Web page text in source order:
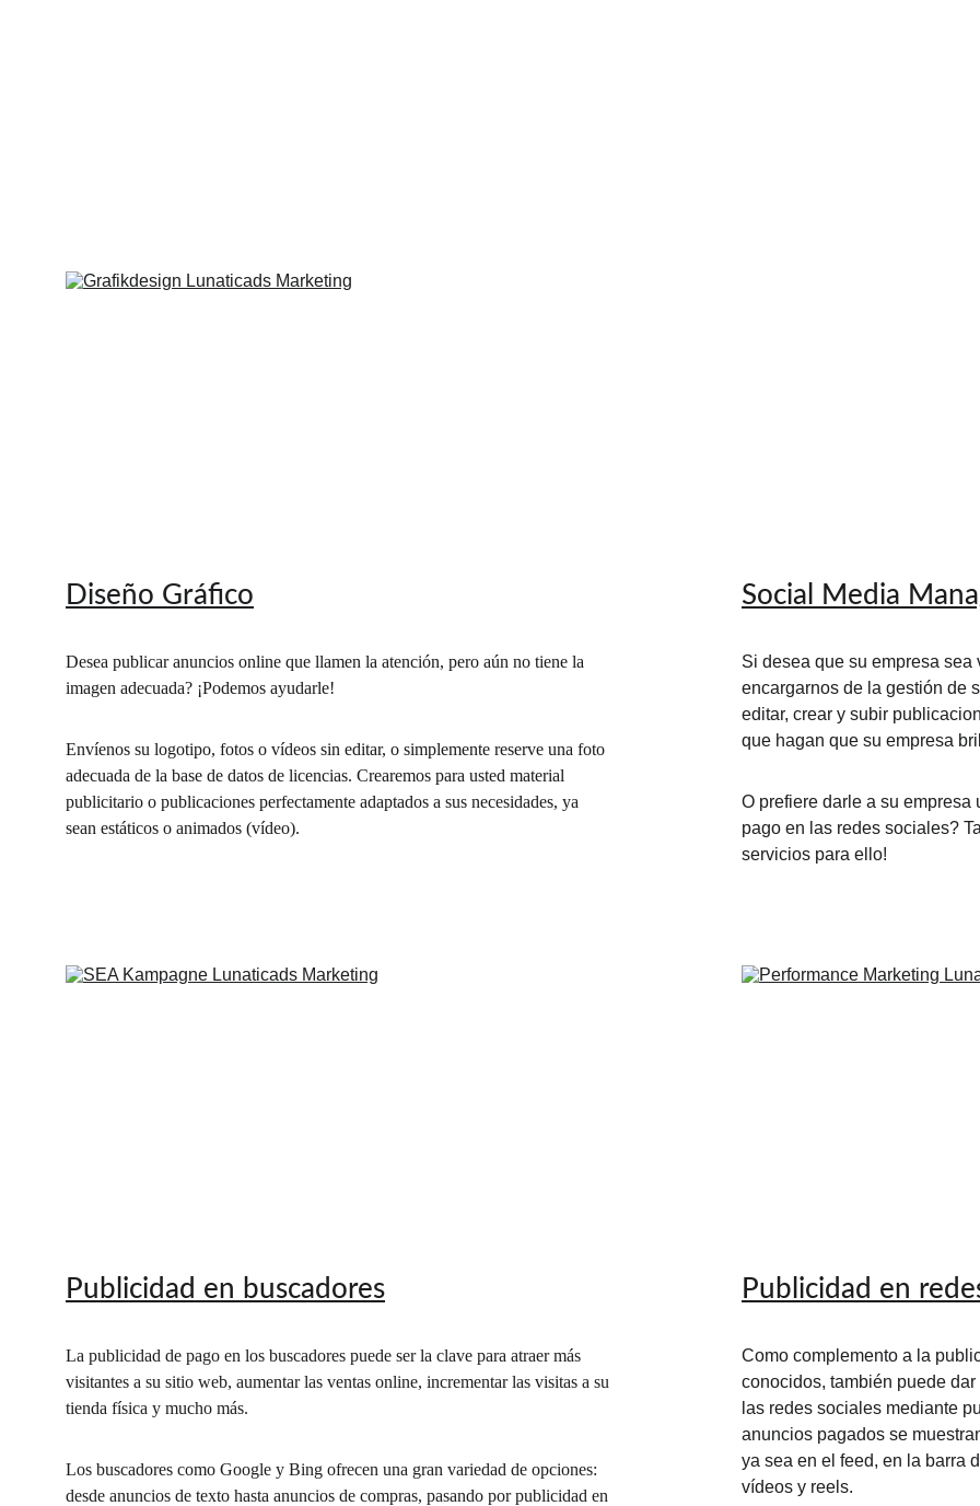
Diseño Gráfico
Desea publicar anuncios online que llamen la atención, pero aún no tiene la
imagen adecuada? ¡Podemos ayudarle!
Envíenos su logotipo, fotos o vídeos sin editar, o simplemente reserve una foto
adecuada de la base de datos de licencias. Crearemos para usted material
publicitario o publicaciones perfectamente adaptados a sus necesidades, ya
sean estáticos o animados (vídeo).
Social Media
Si desea que su empresa
encargarnos de la gestión de
editar, crear y subir
que hagan que su empresa
O prefiere darle a su
pago en las redes sociales?
servicios para ello!
Publicidad en buscadores
La publicidad de pago en los buscadores puede ser la clave para atraer más
visitantes a su sitio web, aumentar las ventas online, incrementar las visitas a su
tienda física y mucho más.
Los buscadores como Google y Bing ofrecen una gran variedad de opciones:
desde anuncios de texto hasta anuncios de compras, pasando por publicidad en
Publicidad en
Como complemento a la
conocidos, también puede
las redes sociales mediante
anuncios pagados se
ya sea en el feed, en la barra
vídeos y reels.